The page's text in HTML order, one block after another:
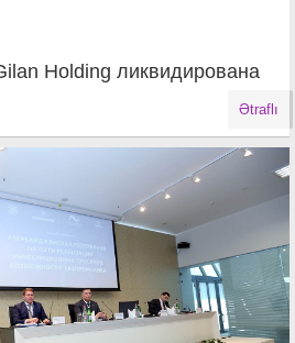
Holding ликвидирована
Ətraflı